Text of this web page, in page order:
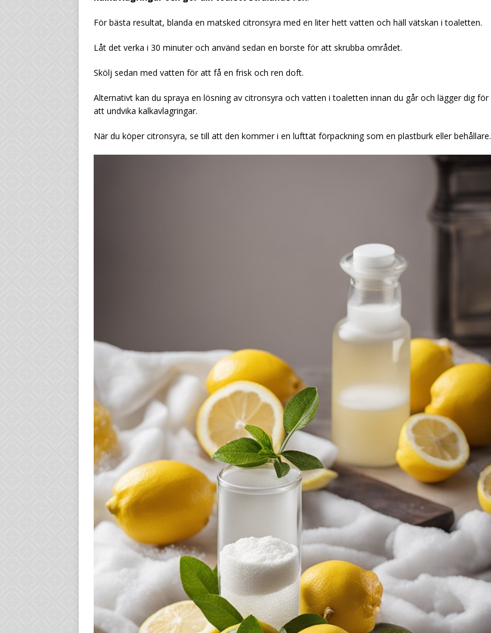
För bästa resultat, blanda en matsked citronsyra med en liter hett vatten och häll vätskan i toaletten.
Låt det verka i 30 minuter och använd sedan en borste för att skrubba området.
Skölj sedan med vatten för att få en frisk och ren doft.
Alternativt kan du spraya en lösning av citronsyra och vatten i toaletten innan du går och lägger dig för
att undvika kalkavlagringar.
När du köper citronsyra, se till att den kommer i en lufttät förpackning som en plastburk eller behållare.